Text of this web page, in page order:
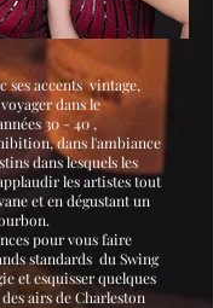
ses accents vintage,
dans le
30 - 40 ,
dans l'ambiance
dans lesquels les
les artistes tout
et en dégustant un
pour vous faire
standards du Swing
et esquisser quelques
airs de Charleston